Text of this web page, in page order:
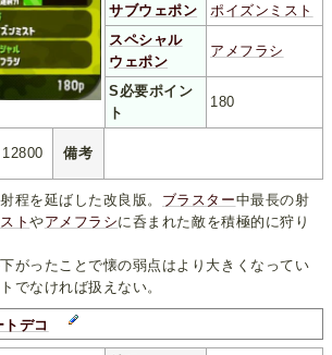
サブウェポン
ポイズンミスト
スペシャル
ウェポン
アメフラシ
S必要ポイン
ト
180
12800 備考
程を延ばした改良版。 ブラスター中最長の射
トやアメフラシに呑まれた敵を積極的に狩り
がったことで懐の弱点はより大きくなってい
でなければ扱えない。
デコ